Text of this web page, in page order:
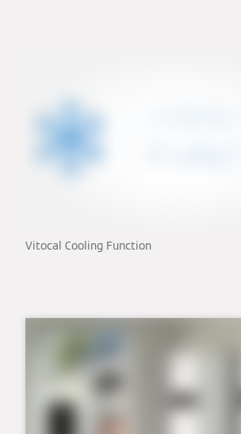
Vitocal Cooling Function